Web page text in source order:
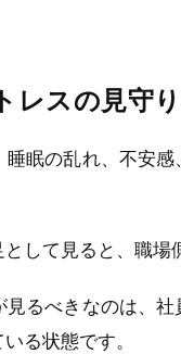
レスの見守
眠の乱れ、不安
して見ると、職
見るべきなのは、
る状態です。